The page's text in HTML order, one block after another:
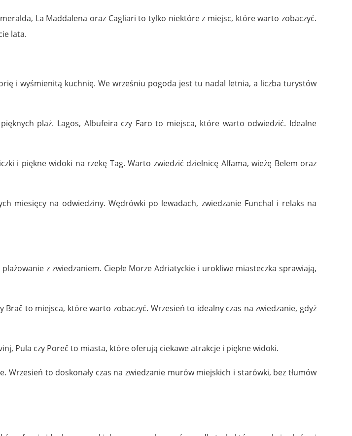
La Maddalena oraz Cagliari to tylko niektóre z miejsc, które warto zobaczyć.
lata.
i wyśmienitą kuchnię. We wrześniu pogoda jest tu nadal letnia, a liczba turystów
plaż. Lagos, Albufeira czy Faro to miejsca, które warto odwiedzić. Idealne
i piękne widoki na rzekę Tag. Warto zwiedzić dzielnicę Alfama, wieżę Belem oraz
miesięcy na odwiedziny. Wędrówki po lewadach, zwiedzanie Funchal i relaks na
z zwiedzaniem. Ciepłe Morze Adriatyckie i urokliwe miasteczka sprawiają,
to miejsca, które warto zobaczyć. Wrzesień to idealny czas na zwiedzanie, gdyż
Pula czy Poreč to miasta, które oferują ciekawe atrakcje i piękne widoki.
Wrzesień to doskonały czas na zwiedzanie murów miejskich i starówki, bez tłumów